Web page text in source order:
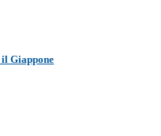
Giappone